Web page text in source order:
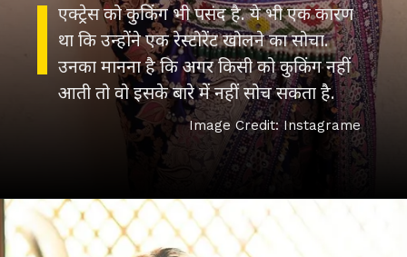
एक्ट्रेस को कुकिंग भी पसंद है. ये भी एक कारण
था कि उन्होंने एक रेस्टोरेंट खोलने का सोचा.
उनका मानना है कि अगर किसी को कुकिंग नहीं
आती तो वो इसके बारे में नहीं सोच सकता है.
Image Credit: Instagrame